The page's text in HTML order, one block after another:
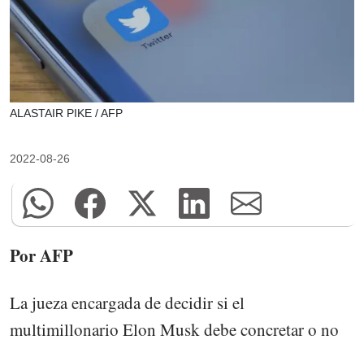
ALASTAIR PIKE / AFP
2022-08-26
Por AFP
La jueza encargada de decidir si el
multimillonario Elon Musk debe concretar o no